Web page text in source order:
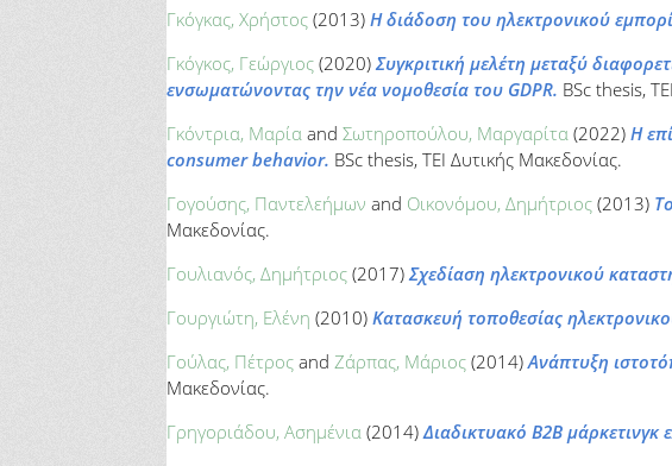
Γκόγκας, Χρήστος (2013) Η διάδοση του ηλεκτρονικού
Γκόγκος, Γεώργιος (2020)Συγκριτική μελέτη μεταξύ
ενσωματώνοντας την νέα νομοθεσία του GDPR. BSc thesis,
Γκόντρια, Μαρία and Σωτηροπούλου, Μαργαρίτα (2022) Η
consumer behavior. BSc thesis, ΤΕΙ Δυτικής Μακεδονίας.
Γογούσης, Παντελεήμων and Οικονόμου, Δημήτριος (2013)
Μακεδονίας.
Γουλιανός, Δημήτριος (2017)Σχεδίαση ηλεκτρονικού
Γουργιώτη, Ελένη (2010) Κατασκευή τοποθεσίας
Γούλας, Πέτρος and Ζάρπας, Μάριος (2014)Ανάπτυξη
Μακεδονίας.
Γρηγοριάδου, Ασημένια (2014)Διαδικτυακό Β2Β μάρκετινγκ